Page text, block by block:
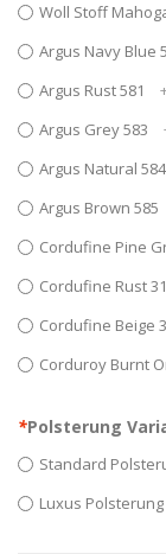
Woll Stoff
Argus Navy Blue
Argus Rust 581
Argus Grey 583
Argus Natural 584
Argus Brown 585
Cordufine Pine
Cordufine Rust
Cordufine Beige
Corduroy Burnt
*Polsterung
Standard
Luxus Polsterung